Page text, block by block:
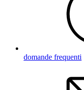
domande frequenti